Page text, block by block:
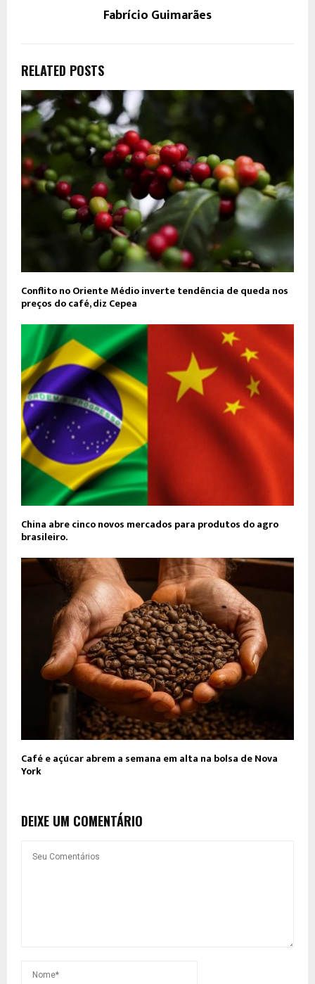
Fabrício Guimarães
RELATED POSTS
Conflito no Oriente Médio inverte tendência de queda nos
preços do café, diz Cepea
China abre cinco novos mercados para produtos do agro
brasileiro.
Café e açúcar abrem a semana em alta na bolsa de Nova
York
DEIXE UM COMENTÁRIO